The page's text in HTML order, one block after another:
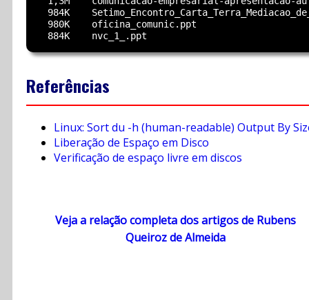
984K
  980K    oficina_comunic.ppt
Referências
Linux: Sort du -h (human-readable) Output By
Liberação de Espaço em Disco
Verificação de espaço livre em discos
Veja a relação completa dos artigos de Rubens
Queiroz de Almeida